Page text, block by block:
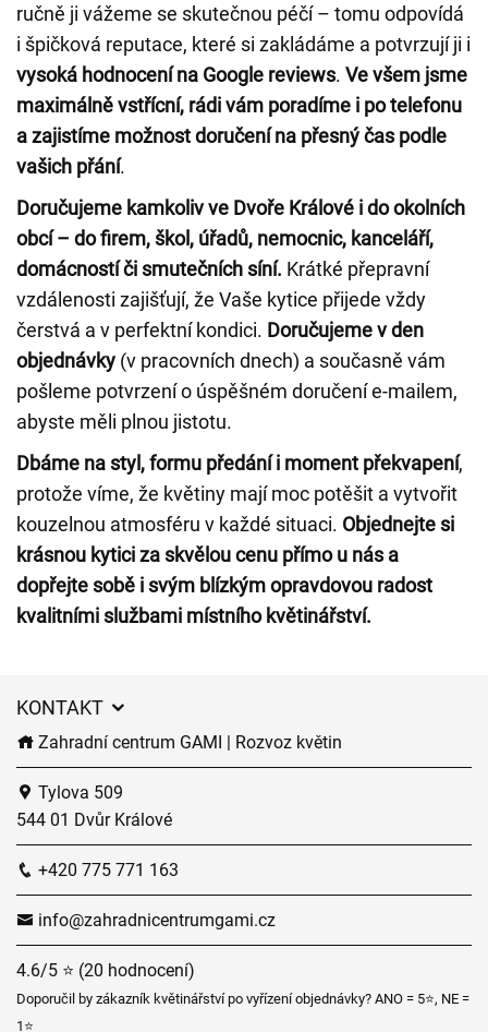
ručně ji vážeme se skutečnou péčí – tomu odpovídá
i špičková reputace, které si zakládáme a potvrzují ji i
vysoká hodnocení na Google reviews. Ve všem jsme
maximálně vstřícní, rádi vám poradíme i po telefonu
a zajistíme možnost doručení na přesný čas podle
vašich přání.
Doručujeme kamkoliv ve Dvoře Králové i do okolních
obcí – do firem, škol, úřadů, nemocnic, kanceláří,
domácností či smutečních síní. Krátké přepravní
vzdálenosti zajišťují, že Vaše kytice přijede vždy
čerstvá a v perfektní kondici. Doručujeme v den
objednávky (v pracovních dnech) a současně vám
pošleme potvrzení o úspěšném doručení e-mailem,
abyste měli plnou jistotu.
Dbáme na styl, formu předání i moment překvapení,
protože víme, že květiny mají moc potěšit a vytvořit
kouzelnou atmosféru v každé situaci. Objednejte si
krásnou kytici za skvělou cenu přímo u nás a
dopřejte sobě i svým blízkým opravdovou radost
kvalitními službami místního květinářství.
KONTAKT
Zahradní centrum GAMI | Rozvoz květin
Tylova 509
544 01 Dvůr Králové
+420 775 771 163
info@zahradnicentrumgami.cz
4.6/5 ⭐ (20 hodnocení)
Doporučil by zákazník květinářství po vyřízení objednávky? ANO = 5⭐, NE =
1⭐